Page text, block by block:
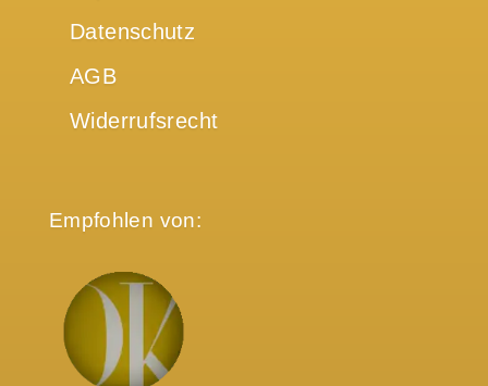
Datenschutz
AGB
Widerrufsrecht
Empfohlen von: